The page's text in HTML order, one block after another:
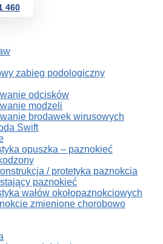
460
zabieg podologiczny
odcisków
modzeli
brodawek wirusowych
Swift
opuszka – paznokieć
/ protetyka paznokcia
paznokieć
wałów okołopaznokciowych
zmienione chorobowo